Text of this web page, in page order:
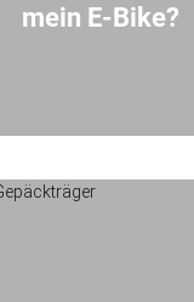
mein E-Bike?